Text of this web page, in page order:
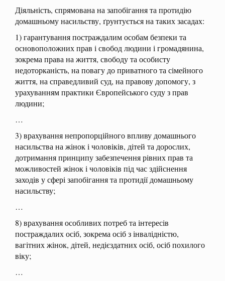
Діяльність, спрямована на запобігання та протидію
домашньому насильству, ґрунтується на таких засадах:
1) гарантування постраждалим особам безпеки та
основоположних прав і свобод людини і громадянина,
зокрема права на життя, свободу та особисту
недоторканість, на повагу до приватного та сімейного
життя, на справедливий суд, на правову допомогу, з
урахуванням практики Європейського суду з прав
людини;
…
3) врахування непропорційного впливу домашнього
насильства на жінок і чоловіків, дітей та дорослих,
дотримання принципу забезпечення рівних прав та
можливостей жінок і чоловіків під час здійснення
заходів у сфері запобігання та протидії домашньому
насильству;
…
8) врахування особливих потреб та інтересів
постраждалих осіб, зокрема осіб з інвалідністю,
вагітних жінок, дітей, недієздатних осіб, осіб похилого
віку;
…